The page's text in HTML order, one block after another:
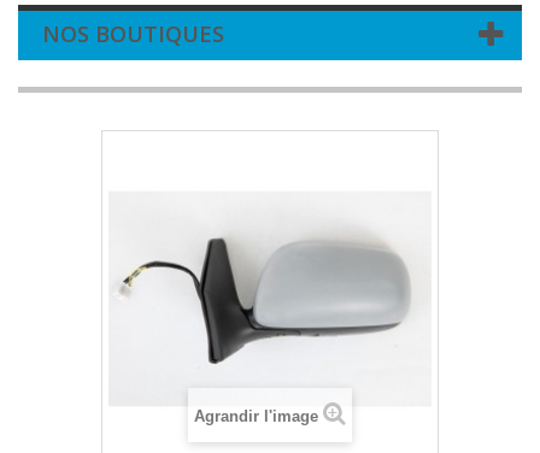
NOS BOUTIQUES
Agrandir l'image